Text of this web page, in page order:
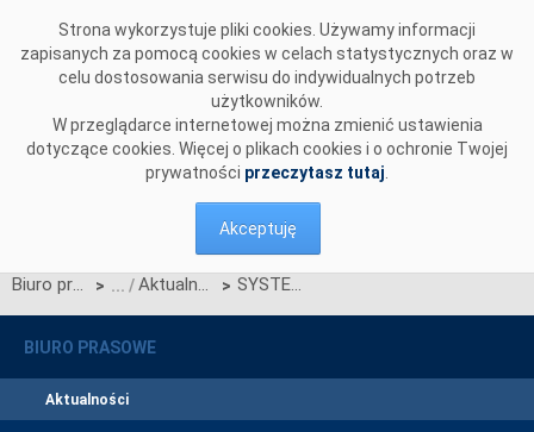
Strona wykorzystuje pliki cookies. Używamy informacji
zapisanych za pomocą cookies w celach statystycznych oraz w
celu dostosowania serwisu do indywidualnych potrzeb
użytkowników.
W przeglądarce internetowej można zmienić ustawienia
dotyczące cookies. Więcej o plikach cookies i o ochronie Twojej
prywatności przeczytasz tutaj
Akceptuję
Biuro prasowe > Aktualności > SYSTEM KWALIFIKOWANIA DOSTAWCÓW USŁUGI INTERWENCYJNEJ REDUKCJI POBORU – NOWY NABÓR
BIURO PRASOWE
Aktualności